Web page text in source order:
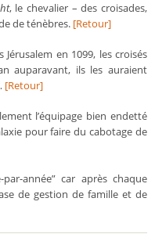
, le chevalier – des croisades,
de ténèbres. [Retour]
en 1099, les croisés
auparavant, ils les auraient
[Retour]
l’équipage bien endetté
pour faire du cabotage de
année” car après chaque
de gestion de famille et de